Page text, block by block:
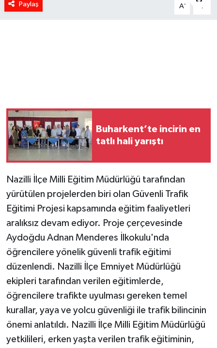
Paylaş A- A
Buharkent’te incirin en
tatlı hali yarıştı
Nazilli İlçe Milli Eğitim Müdürlüğü tarafından
yürütülen projelerden biri olan Güvenli Trafik
Eğitimi Projesi kapsamında eğitim faaliyetleri
aralıksız devam ediyor. Proje çerçevesinde
Aydoğdu Adnan Menderes İlkokulu'nda
öğrencilere yönelik güvenli trafik eğitimi
düzenlendi. Nazilli İlçe Emniyet Müdürlüğü
ekipleri tarafından verilen eğitimlerde,
öğrencilere trafikte uyulması gereken temel
kurallar, yaya ve yolcu güvenliği ile trafik bilincinin
önemi anlatıldı. Nazilli İlçe Milli Eğitim Müdürlüğü
yetkilileri, erken yaşta verilen trafik eğitiminin,